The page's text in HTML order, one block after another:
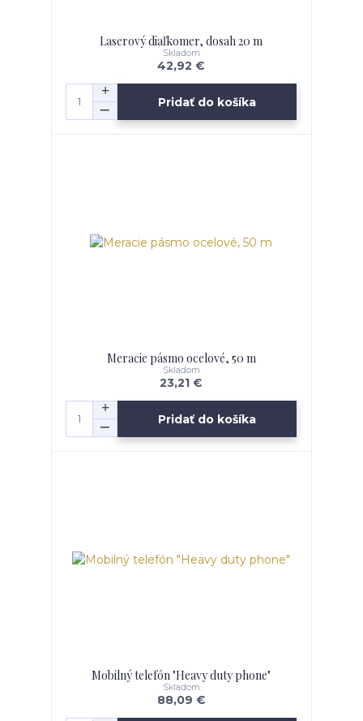
Laserový diaľkomer, dosah 20 m
42,92 €
Skladom
Pridať do košíka
Meracie pásmo ocelové, 50 m
23,21 €
Skladom
Pridať do košíka
Mobilný telefón "Heavy duty phone"
88,09 €
Skladom